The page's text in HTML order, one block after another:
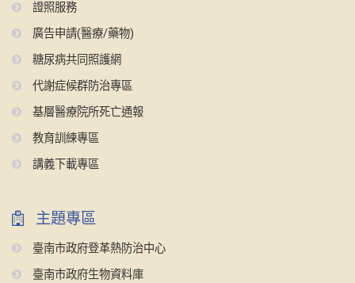
證照服務
廣告申請(醫療/藥物)
糖尿病共同照護網
代謝症候群防治專區
基層醫療院所死亡通報
教育訓練專區
講義下載專區
主題專區
臺南市政府登革熱防治中心
臺南市政府生物資料庫